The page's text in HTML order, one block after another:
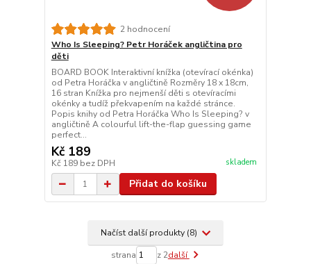
2 hodnocení
Who Is Sleeping? Petr Horáček angličtina pro
děti
BOARD BOOK Interaktivní knížka (otevírací okénka)
od Petra Horáčka v angličtině Rozměry 18 x 18cm,
16 stran Knížka pro nejmenší děti s otevíracími
okénky a tudíž překvapením na každé stránce.
Popis knihy od Petra Horáčka Who Is Sleeping? v
angličtině A colourful lift-the-flap guessing game
perfect...
Kč 189
Kč 189 bez DPH skladem
Přidat do košíku
Načíst další produkty (8)
strana z 2další